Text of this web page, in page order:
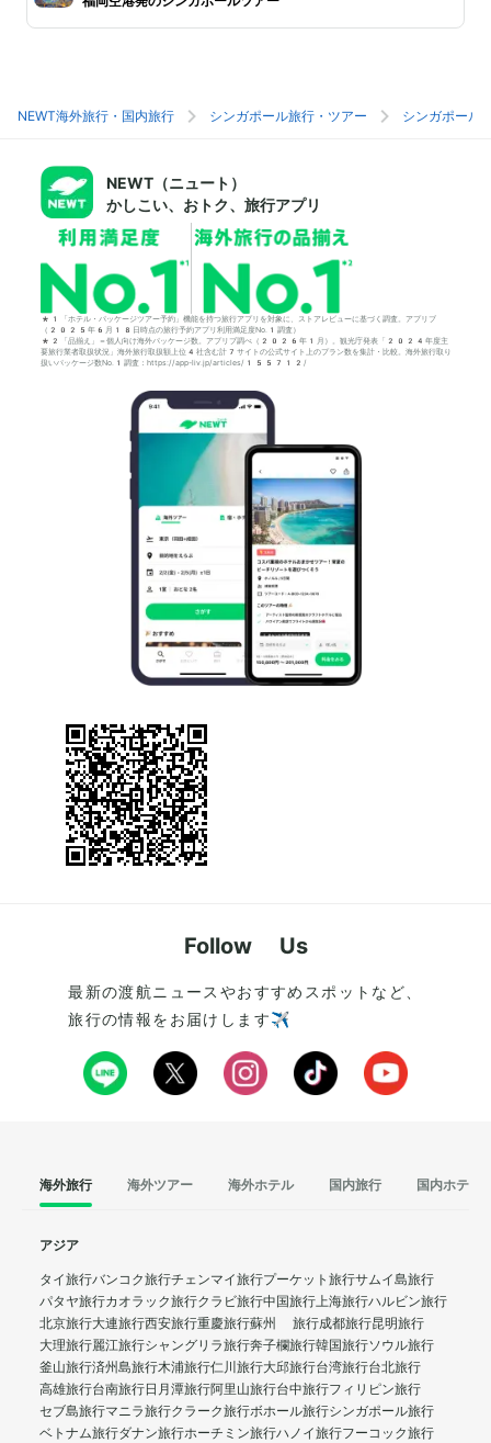
NEWT海外旅行・国内旅行 シンガポール旅行・ツアー シンガポール
NEWT（ニュート）
かしこい、おトク、旅行アプリ
*1「ホテル・パッケージツアー予約」機能を持つ旅行アプリを対象に、ストアレビューに基づく調査。アプリブ
（2025年6月18日時点の旅行予約アプリ利用満足度No.1調査）
*2「品揃え」＝個人向け海外パッケージ数。アプリブ調べ（2026年1月）。観光庁発表「2024年度主
要旅行業者取扱状況」海外旅行取扱額上位4社含む計7サイトの公式サイト上のプラン数を集計・比較。海外旅行取り
扱いパッケージ数No.1調査：https://app-liv.jp/articles/155712/
Follow Us
最新の渡航ニュースやおすすめスポットなど、
旅行の情報をお届けします✈️
海外旅行 海外ツアー 海外ホテル 国内旅行 国内ホテル
アジア
タイ旅行バンコク旅行チェンマイ旅行プーケット旅行サムイ島旅行
パタヤ旅行カオラック旅行クラビ旅行中国旅行上海旅行ハルビン旅行
北京旅行大連旅行西安旅行重慶旅行蘇州 旅行成都旅行昆明旅行
大理旅行麗江旅行シャングリラ旅行奔子欄旅行韓国旅行ソウル旅行
釜山旅行済州島旅行木浦旅行仁川旅行大邱旅行台湾旅行台北旅行
高雄旅行台南旅行日月潭旅行阿里山旅行台中旅行フィリピン旅行
セブ島旅行マニラ旅行クラーク旅行ボホール旅行シンガポール旅行
ベトナム旅行ダナン旅行ホーチミン旅行ハノイ旅行フーコック旅行